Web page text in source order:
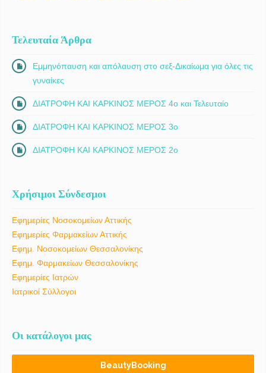
Τελευταία Άρθρα
Εμμηνόπαυση και απόλαυση στο σεξ-Δικαίωμα για όλες τις
γυναίκες
ΔΙΑΤΡΟΦΗ ΚΑΙ ΚΑΡΚΙΝΟΣ ΜΕΡΟΣ 4ο και Τελευταίο
ΔΙΑΤΡΟΦΗ ΚΑΙ ΚΑΡΚΙΝΟΣ ΜΕΡΟΣ 3ο
ΔΙΑΤΡΟΦΗ ΚΑΙ ΚΑΡΚΙΝΟΣ ΜΕΡΟΣ 2ο
Χρήσιμοι Σύνδεσμοι
Εφημερίες Νοσοκομείων Αττικής
Εφημερίες Φαρμακείων Αττικής
Εφημ. Νοσοκομείων Θεσσαλονίκης
Εφημ. Φαρμακείων Θεσσαλονίκης
Εφημερίες Ιατρών
Ιατρικοί Σύλλογοι
Οι κατάλογοι μας
BeautyBooking